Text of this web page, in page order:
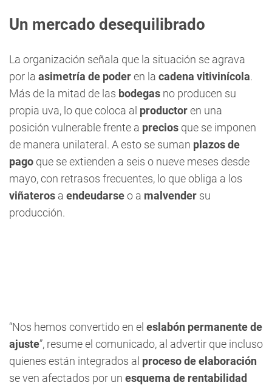
Un mercado desequilibrado
La organización señala que la situación se agrava
por la asimetría de poderen la cadena vitivinícola.
Más de la mitad de las bodegas no producen su
propia uva, lo que coloca al productoren una
posición vulnerable frente a precios que se imponen
de manera unilateral. A esto se suman plazos de
pago que se extienden a seis o nueve meses desde
mayo, con retrasos frecuentes, lo que obliga a los
viñateros a endeudarseo a malvender su
producción.
“Nos hemos convertido en el eslabón permanente de
ajuste”, resume el comunicado, al advertir que incluso
quienes están integrados al proceso de elaboración
se ven afectados por un esquema de rentabilidad